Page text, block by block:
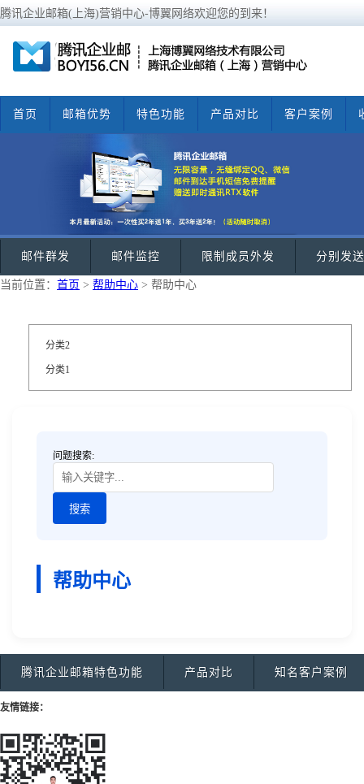
腾讯企业邮箱(上海)营销中心-博翼网络欢迎您的到来！
首页 邮箱优势 特色功能 产品对比 客户案例
邮件群发 邮件监控 限制成员外发 分别发送
当前位置： 首页 > 帮助中心 > 帮助中心
分类2
分类1
问题搜索:
帮助中心
腾讯企业邮箱特色功能 产品对比 知名客户案例
友情链接：